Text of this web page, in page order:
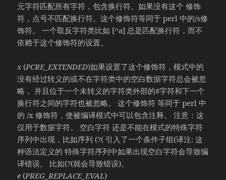
元字符匹配所有字符，包含换行符。如果没有这个 修饰
符，点号不匹配换行符。这个修饰符等同于 perl 中的/s修
饰符。 一个取反字符类比如 [^a] 总是匹配换行符，而不
依赖于这个修饰符的设置。
x(PCRE_EXTENDED)如果设置了这个修饰符，模式中的
没有经过转义的或不在字符类中的空白数据字符总会被忽
略， 并且位于一个未转义的字符类外部的#字符和下一个
换行符之间的字符也被忽略。 这个修饰符 等同于 perl 中
的 /x 修饰符，使被编译模式中可以包含注释。 注意：这
仅用于数据字符。 空白字符 还是不能在模式的特殊字符
序列中出现，比如序列 (?( 引入了一个条件子组(译注: 这
种语法定义的 特殊字符序列中如果出现空白字符会导致编
译错误。 比如(?(就会导致错误)。
e (PREG_REPLACE_EVAL)